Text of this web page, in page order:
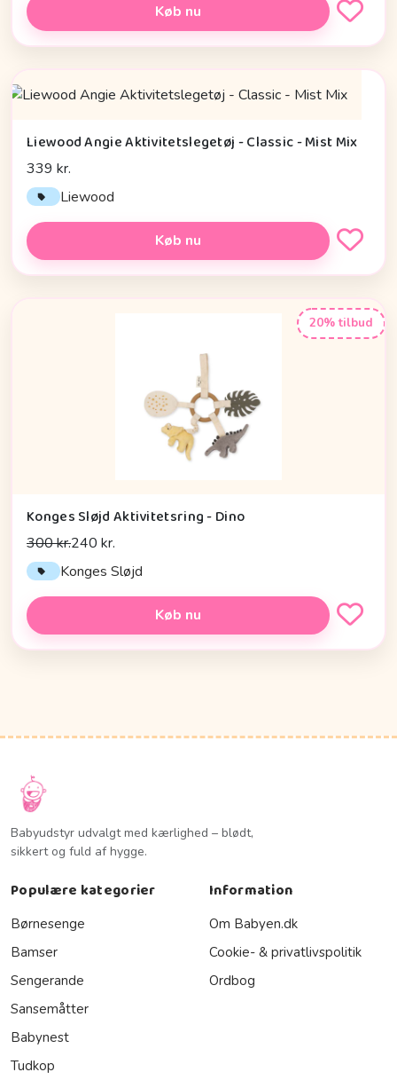
Køb nu
Liewood Angie Aktivitetslegetøj - Classic - Mist Mix
339 kr.
Liewood
Køb nu
20% tilbud
Konges Sløjd Aktivitetsring - Dino
300 kr.240 kr.
Konges Sløjd
Køb nu
Babyudstyr udvalgt med kærlighed – blødt,
sikkert og fuld af hygge.
Populære kategorier
Børnesenge
Bamser
Sengerande
Sansemåtter
Babynest
Tudkop
Information
Om Babyen.dk
Cookie- & privatlivspolitik
Ordbog